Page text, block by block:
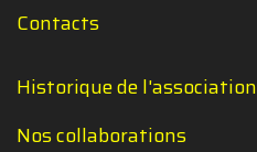
Contacts
Historique de l'association
Nos collaborations